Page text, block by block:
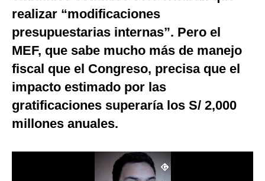
Gestión TV
Videos
gestion.pe
realizar “modificaciones
presupuestarias internas”. Pero el
MEF, que sabe mucho más de manejo
fiscal que el Congreso, precisa que el
impacto estimado por las
gratificaciones superaría los S/ 2,000
millones anuales.